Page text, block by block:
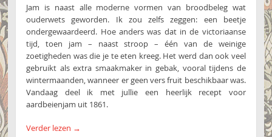
Jam is naast alle moderne vormen van broodbeleg wat
ouderwets geworden. Ik zou zelfs zeggen: een beetje
ondergewaardeerd. Hoe anders was dat in de victoriaanse
tijd, toen jam – naast stroop – één van de weinige
zoetigheden was die je te eten kreeg. Het werd dan ook veel
gebruikt als extra smaakmaker in gebak, vooral tijdens de
wintermaanden, wanneer er geen vers fruit beschikbaar was.
Vandaag deel ik met jullie een heerlijk recept voor
aardbeienjam uit 1861.
Verder lezen →